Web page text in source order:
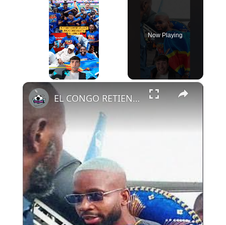
Now Playing
×
EL CONGO RETIENE A SUS JUGADORES HASTA EL LUNES